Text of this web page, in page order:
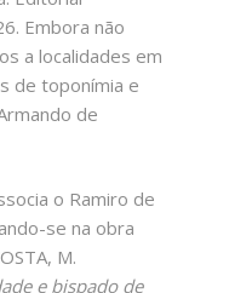
Embora não
a localidades em
de toponímia e
de
o Ramiro de
se na obra
M.
e bispado de